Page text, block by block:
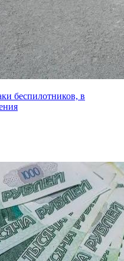
беспилотников, в